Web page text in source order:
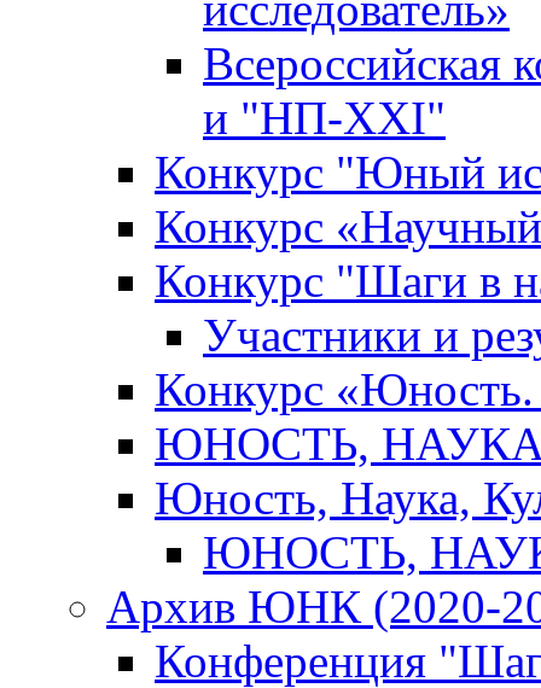
и "НП-XXI"
Конкурс "Юный
Конкурс
Конкурс "Шаги в
Участники и
Конкурс «Юность.
ЮНОСТЬ, НАУКА,
Юность, Наука,
ЮНОСТЬ,
Архив ЮНК (2020-
Конференция